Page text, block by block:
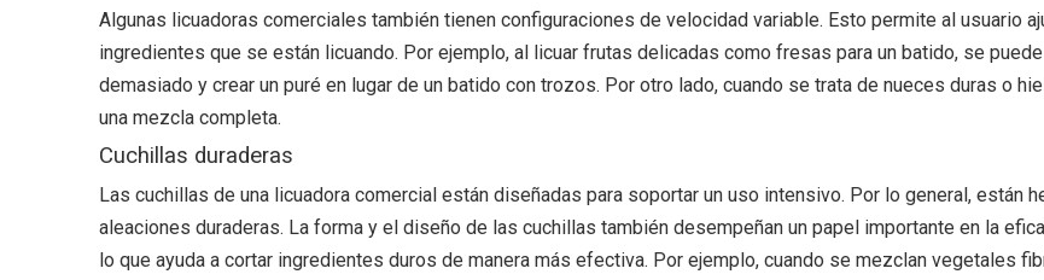
Algunas licuadoras comerciales también tienen configuraciones de velocidad variable. Esto permite al usuario
ingredientes que se están licuando. Por ejemplo, al licuar frutas delicadas como fresas para un batido, se
demasiado y crear un puré en lugar de un batido con trozos. Por otro lado, cuando se trata de nueces duras o
una mezcla completa.
Cuchillas duraderas
Las cuchillas de una licuadora comercial están diseñadas para soportar un uso intensivo. Por lo general, están
aleaciones duraderas. La forma y el diseño de las cuchillas también desempeñan un papel importante en la
lo que ayuda a cortar ingredientes duros de manera más efectiva. Por ejemplo, cuando se mezclan vegetales